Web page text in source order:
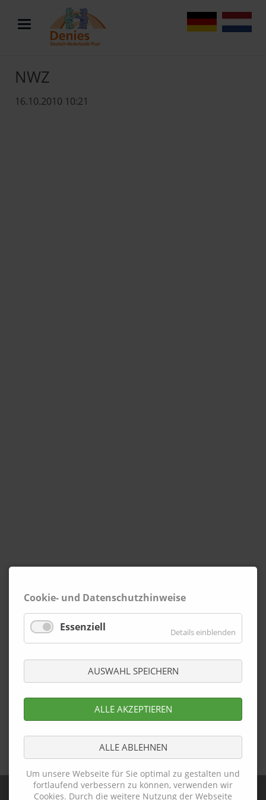
Cookie- und Datenschutzhinweise
Essenziell Details einblenden
AUSWAHL SPEICHERN
ALLE AKZEPTIEREN
ALLE ABLEHNEN
Um unsere Webseite für Sie optimal zu gestalten und
fortlaufend verbessern zu können, verwenden wir
Cookies. Durch die weitere Nutzung der Webseite
DE NL
NWZ
16.10.2010 10:21
presse19.pdf(286,5 KiB)